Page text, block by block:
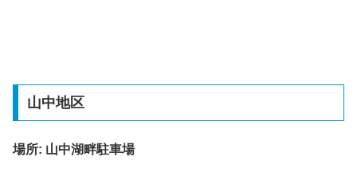
山中地区
場所: 山中湖畔駐車場